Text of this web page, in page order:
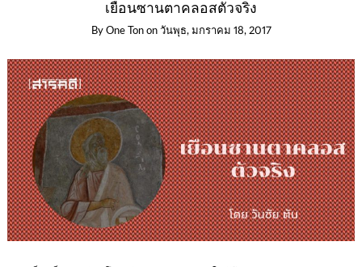
เยือนซานตาคลอสตัวจริง
By One Ton on วันพุธ, มกราคม 18, 2017